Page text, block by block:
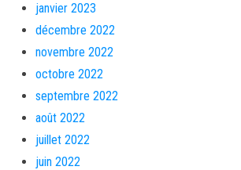
janvier 2023
décembre 2022
novembre 2022
octobre 2022
septembre 2022
août 2022
juillet 2022
juin 2022